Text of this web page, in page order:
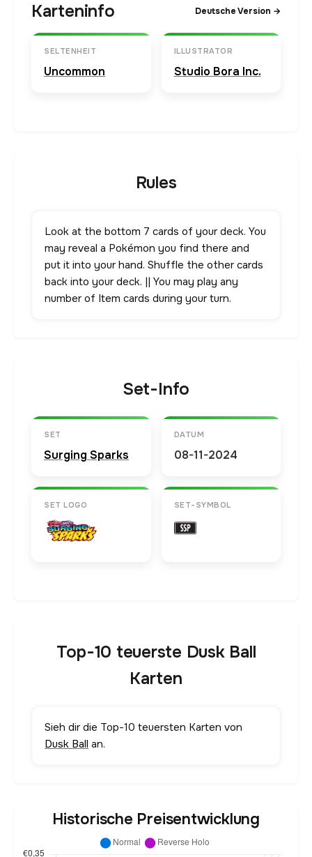
Karteninfo Deutsche Version →
SELTENHEIT
Uncommon
ILLUSTRATOR
Studio Bora Inc.
Rules
Look at the bottom 7 cards of your deck. You
may reveal a Pokémon you find there and
put it into your hand. Shuffle the other cards
back into your deck. || You may play any
number of Item cards during your turn.
Set-Info
SET
Surging Sparks
DATUM
08-11-2024
SET LOGO SET-SYMBOL
Top-10 teuerste Dusk Ball
Karten
Sieh dir die Top-10 teuersten Karten von
Dusk Ball an.
Historische Preisentwicklung